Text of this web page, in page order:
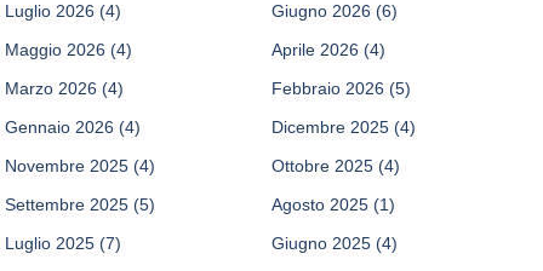
Luglio 2026 (4) Giugno 2026 (6)
Maggio 2026 (4) Aprile 2026 (4)
Marzo 2026 (4) Febbraio 2026 (5)
Gennaio 2026 (4) Dicembre 2025 (4)
Novembre 2025 (4) Ottobre 2025 (4)
Settembre 2025 (5) Agosto 2025 (1)
Luglio 2025 (7) Giugno 2025 (4)